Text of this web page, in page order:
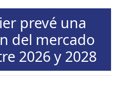
prevé una
del mercado
2026 y 2028